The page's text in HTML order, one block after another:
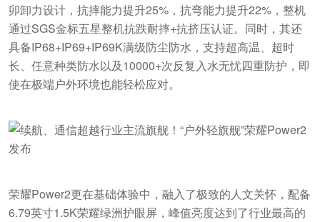
卯卸力设计，抗摔能力提升25%，抗弯能力提升22%，整机
通过SGS金标五星整机抗跌耐摔+抗挤压认证。同时，其还
具备IP68+IP69+IP69K满级防尘防水，支持超高温、超时
长、任意种类防水以及10000+次反复入水无忧四重防护，即
使在极端户外环境也能轻松应对。
荣耀Power2更在基础体验中，融入了极致的人文关怀，配备
6.79英寸1.5K荣耀绿洲护眼屏，峰值亮度达到了行业最高的